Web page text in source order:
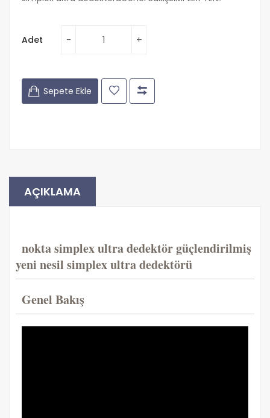
Adet
Sepete Ekle
AÇIKLAMA
nokta simplex ultra dedektör güçlendirilmiş
yeni nesil simplex ultra dedektörü
Genel Bakış